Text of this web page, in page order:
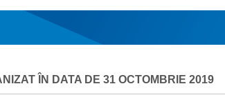
ÎN DATA DE 31 OCTOMBRIE 2019